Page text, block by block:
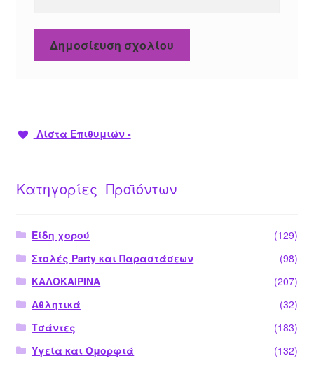
Λίστα Επιθυμιών -
Κατηγορίες Προϊόντων
Είδη χορού
(129)
Στολές Party και Παραστάσεων
(98)
ΚΑΛΟΚΑΙΡΙΝΑ
(207)
Αθλητικά
(32)
Τσάντες
(183)
Υγεία και Ομορφιά
(132)